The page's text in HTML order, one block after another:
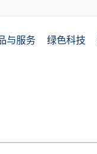
与服务 绿色科技